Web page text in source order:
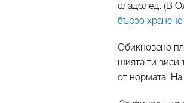
сладолед. (В
бързо хранене
Обикновено
шията ти
от нормата. На